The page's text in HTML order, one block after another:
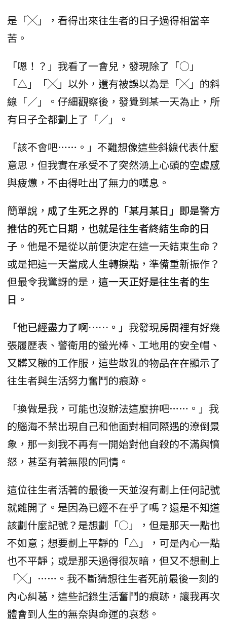
是「╳」，看得出來往生者的日子過得相當辛
苦。
「嗯！？」我看了一會兒，發現除了「○」
「△」「╳」以外，還有被誤以為是「╳」的斜
線「／」。仔細觀察後，發覺到某一天為止，所
有日子全都劃上了「／」。
「該不會吧……。」不難想像這些斜線代表什麼
意思，但我實在承受不了突然湧上心頭的空虛感
與疲憊，不由得吐出了無力的嘆息。
簡單說， 成了生死之界的「某月某日」即是警方
推估的死亡日期，也就是往生者終結生命的日
子 。他是不是從以前便決定在這一天結束生命？
或是把這一天當成人生轉捩點，準備重新振作？
但最令我驚訝的是， 這一天正好是往生者的生
日 。
「他已經盡力了啊……。」 我發現房間裡有好幾
張履歷表、警衛用的螢光棒、工地用的安全帽、
又髒又皺的工作服，這些散亂的物品在在顯示了
往生者與生活努力奮鬥的痕跡。
「換做是我，可能也沒辦法這麼拚吧……。」我
的腦海不禁出現自己和他面對相同際遇的潦倒景
象，那一刻我不再有一開始對他自殺的不滿與憤
怒，甚至有著無限的同情。
這位往生者活著的最後一天並沒有劃上任何記號
就離開了。是因為已經不在乎了嗎？還是不知道
該劃什麼記號？是想劃「○」，但是那天一點也
不如意；想要劃上平靜的「△」，可是內心一點
也不平靜；或是那天過得很灰暗，但又不想劃上
「╳」……。我不斷猜想往生者死前最後一刻的
內心糾葛，這些記錄生活奮鬥的痕跡，讓我再次
體會到人生的無奈與命運的哀愁。